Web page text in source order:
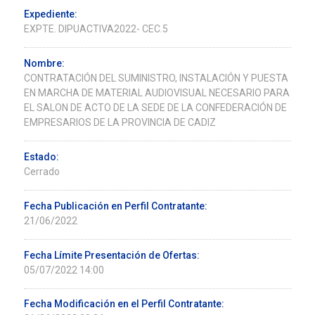
Expediente:
EXPTE. DIPUACTIVA2022- CEC.5
Nombre:
CONTRATACIÓN DEL SUMINISTRO, INSTALACIÓN Y PUESTA
EN MARCHA DE MATERIAL AUDIOVISUAL NECESARIO PARA
EL SALON DE ACTO DE LA SEDE DE LA CONFEDERACIÓN DE
EMPRESARIOS DE LA PROVINCIA DE CADIZ
Estado:
Cerrado
Fecha Publicación en Perfil Contratante:
21/06/2022
Fecha Límite Presentación de Ofertas:
05/07/2022 14:00
Fecha Modificación en el Perfil Contratante: